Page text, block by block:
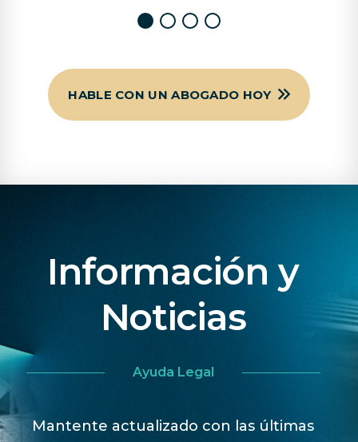
HABLE CON UN ABOGADO HOY
Información y
Noticias
Ayuda Legal
Mantente actualizado con las últimas